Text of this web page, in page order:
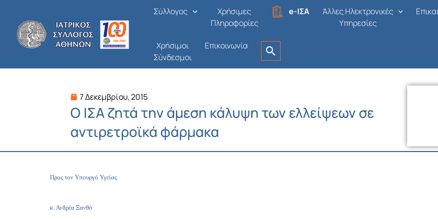
περιεχόμενο
Σύλλογος
Χρήσιμες
Πληροφορίες
e-ΙΣΑ
Άλλες Ηλεκτρονικές
Υπηρεσίες
Χρήσιμοι
Σύνδεσμοι
Επικοινωνία
7 Δεκεμβρίου, 2015
Ο ΙΣΑ ζητά την άμεση κάλυψη των ελλείψεων σε
αντιρετροϊκά φάρμακα
Προς τον Υπουργό Υγείας
κ. Ανδρέα Ξανθό